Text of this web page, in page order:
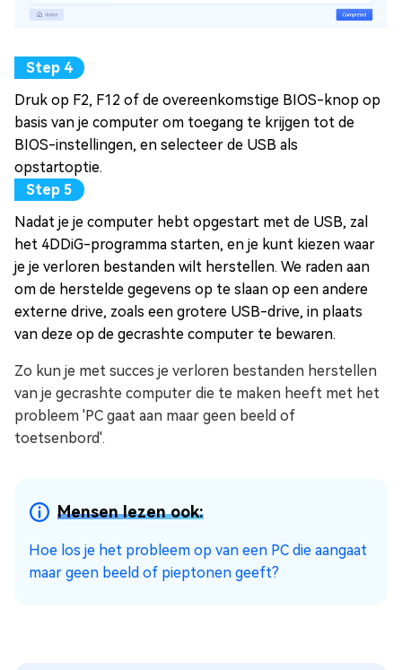
Druk op F2, F12 of de overeenkomstige BIOS-knop op
basis van je computer om toegang te krijgen tot de
BIOS-instellingen, en selecteer de USB als
opstartoptie.
Nadat je je computer hebt opgestart met de USB, zal
het 4DDiG-programma starten, en je kunt kiezen waar
je je verloren bestanden wilt herstellen. We raden aan
om de herstelde gegevens op te slaan op een andere
externe drive, zoals een grotere USB-drive, in plaats
van deze op de gecrashte computer te bewaren.
Zo kun je met succes je verloren bestanden herstellen
van je gecrashte computer die te maken heeft met het
probleem 'PC gaat aan maar geen beeld of
toetsenbord'.
Mensen lezen ook:
Hoe los je het probleem op van een PC die aangaat
maar geen beeld of pieptonen geeft?